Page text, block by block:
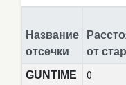
Название
отсечки
от
GUNTIME
0